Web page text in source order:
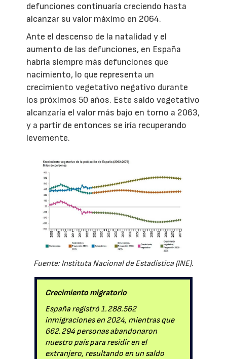
defunciones continuaría creciendo hasta
alcanzar su valor máximo en 2064.
Ante el descenso de la natalidad y el
aumento de las defunciones, en España
habría siempre más defunciones que
nacimiento, lo que representa un
crecimiento vegetativo negativo durante
los próximos 50 años. Este saldo vegetativo
alcanzaría el valor más bajo en torno a 2063,
y a partir de entonces se iría recuperando
levemente.
Fuente: Instituta Nacional de Estadística (INE).
Crecimiento migratorio
España registró 1.288.562
inmigraciones en 2024, mientras que
662.294 personas abandonaron
nuestro país para residir en el
extranjero, resultando en un saldo